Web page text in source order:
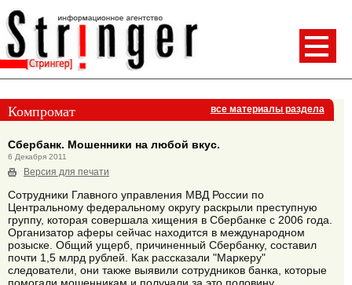
Компромат все материалы раздела
Сбербанк. Мошенники на любой вкус.
6 Декабря 2011
Версия для печати
Сотрудники Главного управления МВД России по
Центральному федеральному округу раскрыли преступную
группу, которая совершала хищения в Сбербанке с 2006 года.
Организатор аферы сейчас находится в международном
розыске. Общий ущерб, причиненный Сбербанку, составил
почти 1,5 млрд рублей. Как рассказали "Маркеру"
следователи, они также выявили сотрудников банка, которые